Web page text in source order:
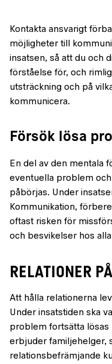
Kontakta ansvarigt
möjligheter till
insatsen, så att du och
förståelse för, och
utsträckning och på
kommunicera.
Försök lösa
En del av den mentala
eventuella problem
påbörjas. Under
Kommunikation,
oftast risken för
och besvikelser hos
RELATIONER
Att hålla relationerna
Under insatstiden ska
problem fortsätta lösas
erbjuder familjehelger,
relationsbefrämjande